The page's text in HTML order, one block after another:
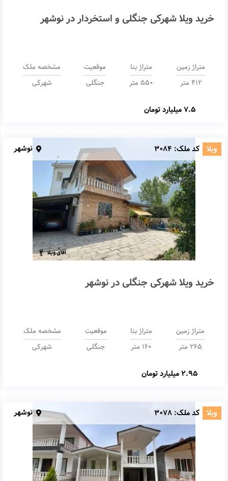
خرید ویلا شهرکی جنگلی و استخردار در نوشهر
متراژ زمین
412 متر
متراژ بنا
550 متر
موقعیت
جنگلی
مشخصه ملک
شهرکی
7.5 میلیارد تومان
ویلا کد ملک: 3084 نوشهر
خرید ویلا شهرکی جنگلی در نوشهر
متراژ زمین
265 متر
متراژ بنا
160 متر
موقعیت
جنگلی
مشخصه ملک
شهرکی
2.95 میلیارد تومان
ویلا کد ملک: 3078 نوشهر